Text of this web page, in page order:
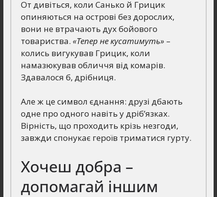
От дивіться, коли Санько й Грицик
опиняються на острові без дорослих,
вони не втрачають дух бойового
товариства. «Тепер не кусатимуть»–
колись вигукував Грицик, коли
намазюкував обличчя від комарів.
Здавалося б, дрібниця.
Але ж це символ єднання: друзі дбають
одне про одного навіть у дріб’язках.
Вірність, що проходить крізь незгоди,
завжди спонукає героїв триматися гурту.
Хочеш добра –
допомагай іншим